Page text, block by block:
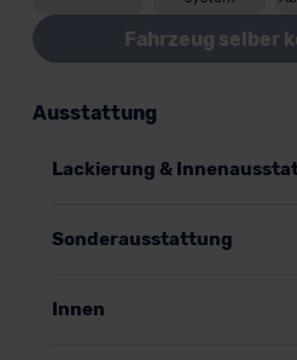
Fahrzeug selber
Ausstattung
Lackierung &
Sonderausstattung
Innen